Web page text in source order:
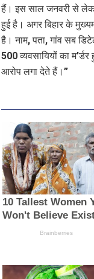
हैं। इस साल जनवरी से लेकर
हुई है। अगर बिहार के
है। नाम, पता, गांव सब
500 व्यवसायियों का
आरोप लगा देते हैं।”